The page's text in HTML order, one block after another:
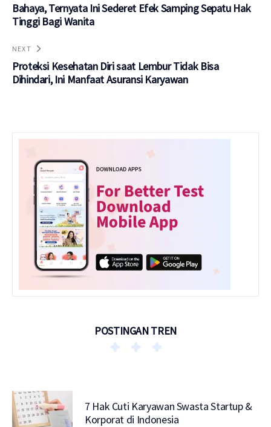
Bahaya, Ternyata Ini Sederet Efek Samping Sepatu Hak
Tinggi Bagi Wanita
NEXT
Proteksi Kesehatan Diri saat Lembur Tidak Bisa
Dihindari, Ini Manfaat Asuransi Karyawan
POSTINGAN TREN
7 Hak Cuti Karyawan Swasta Startup &
Korporat di Indonesia